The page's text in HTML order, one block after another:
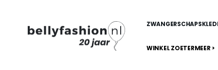
WINKEL ZOETERMEER >